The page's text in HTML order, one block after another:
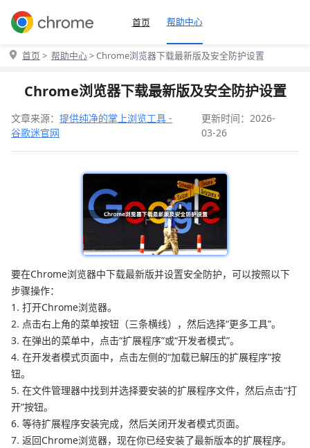
首页 帮助中心
首页 > 帮助中心> Chrome浏览器下载最新版及安全防护设置
Chrome浏览器下载最新版及安全防护设置
文章来源： 提供纯净的掌上浏览工具 -
谷歌迷官网
更新时间：2026-
03-26
要在Chrome浏览器中下载最新版并设置安全防护，可以按照以下
步骤操作：
1. 打开Chrome浏览器。
2. 点击右上角的菜单按钮（三条横线），然后选择“更多工具”。
3. 在弹出的菜单中，点击“扩展程序”或“开发者模式”。
4. 在开发者模式页面中，点击左侧的“加载已解压的扩展程序”按
钮。
5. 在文件管理器中找到并选择要安装的扩展程序文件，然后点击“打
开”按钮。
6. 等待扩展程序安装完成，然后关闭开发者模式页面。
7. 返回Chrome浏览器，现在你已经安装了最新版本的扩展程序。